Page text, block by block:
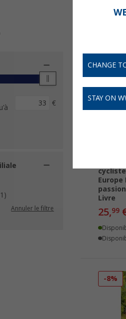
€
Annuler le filtre
Europe
Livre
25,99
-8%
CHANGE
STAY ON